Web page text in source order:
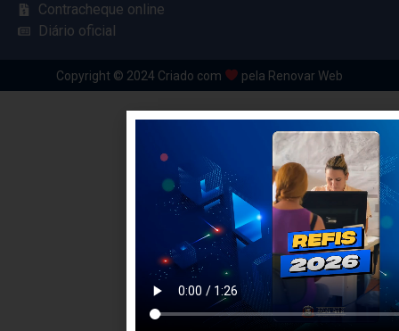
Contracheque online
Diário oficial
Copyright © 2024 Criado com pela Renovar Web